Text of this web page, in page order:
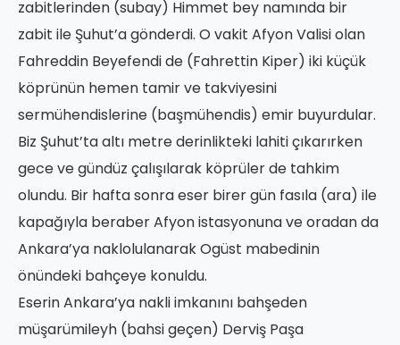
zabitlerinden (subay) Himmet bey namında bir
zabit ile Şuhut’a gönderdi. O vakit Afyon Valisi olan
Fahreddin Beyefendi de (Fahrettin Kiper) iki küçük
köprünün hemen tamir ve takviyesini
sermühendislerine (başmühendis) emir buyurdular.
Biz Şuhut’ta altı metre derinlikteki lahiti çıkarırken
gece ve gündüz çalışılarak köprüler de tahkim
olundu. Bir hafta sonra eser birer gün fasıla (ara) ile
kapağıyla beraber Afyon istasyonuna ve oradan da
Ankara’ya naklolulanarak Ogüst mabedinin
önündeki bahçeye konuldu.
Eserin Ankara’ya nakli imkanını bahşeden
müşarümileyh (bahsi geçen) Derviş Paşa